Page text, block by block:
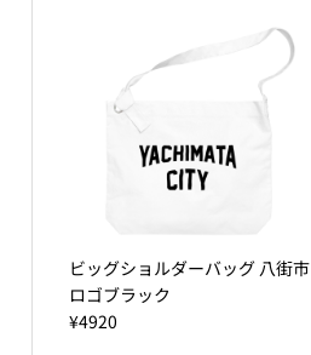
ビッグショルダーバッグ 八街市
ロゴブラック
¥4920